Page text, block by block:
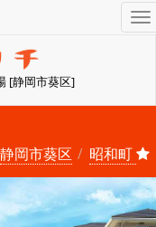
[静岡市葵区]
静岡市葵区 昭和町